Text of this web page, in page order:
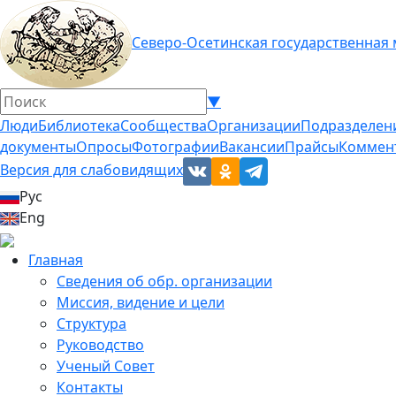
Северо-Осетинская
▼
ЛюдиБиблиотекаСообществаОрганизации
документыОпросыФотографииВакансииПрайсы
Версия для слабовидящих
Рус
Eng
Главная
Сведения об обр. организации
Миссия, видение и цели
Структура
Руководство
Ученый Совет
Контакты